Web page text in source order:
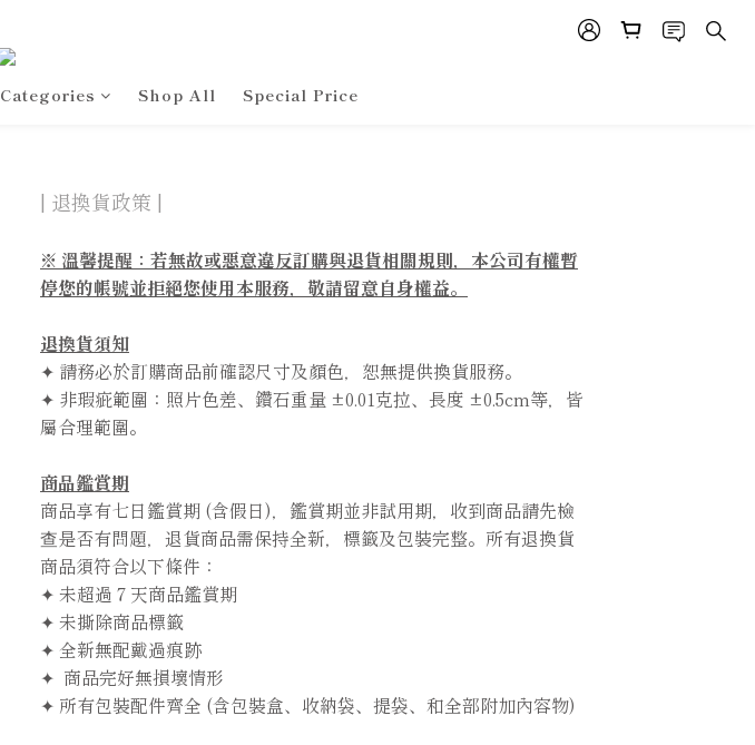
Categories Shop All Special Price
| 退換貨政策 |
※ 溫馨提醒：若無故或惡意違反訂購與退貨相關規則，本公司有權暫
停您的帳號並拒絕您使用本服務，敬請留意自身權益。
退換貨須知
✦ 請務必於訂購商品前確認尺寸及顏色，恕無提供換貨服務。
✦ 非瑕疵範圍：照片色差、鑽石重量 ±0.01克拉、長度 ±0.5cm等，皆
屬合理範圍。
商品鑑賞期
商品享有七日鑑賞期 (含假日)，鑑賞期並非試用期，收到商品請先檢
查是否有問題，退貨商品需保持全新，標籤及包裝完整。所有退換貨
商品須符合以下條件：
✦ 未超過７天商品鑑賞期
✦ 未撕除商品標籤
✦ 全新無配戴過痕跡
✦ 商品完好無損壞情形
✦ 所有包裝配件齊全 (含包裝盒、收納袋、提袋、和全部附加內容物)